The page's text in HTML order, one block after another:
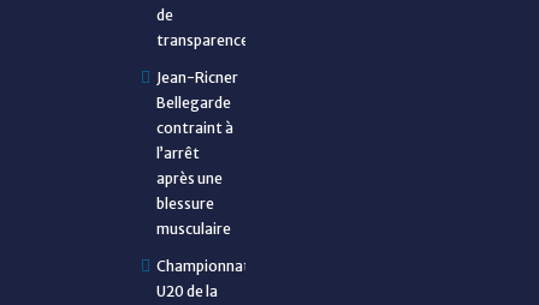
de
transparence
Jean-Ricner
Bellegarde
contraint à
l’arrêt
après une
blessure
musculaire
Championnat
U20 de la